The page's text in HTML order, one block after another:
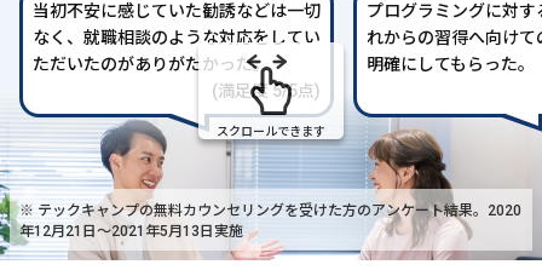
当初不安に感じていた勧誘などは一切
なく、就職相談のような対応をしてい
ただいたのがありがたかった。
(満足度 5/5点)
プログラミングに対
れからの習得へ向け
明確にしてもらった。
スクロールできます
※ テックキャンプの無料カウンセリングを受けた方のアンケート結果。2020
年12月21日〜2021年5月13日実施